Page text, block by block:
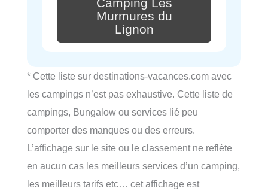
Murmures du
Lignon
* Cette liste sur destinations-vacances.com avec
les campings n’est pas exhaustive. Cette liste de
campings, Bungalow ou services lié peu
comporter des manques ou des erreurs.
L’affichage sur le site ou le classement ne reflète
en aucun cas les meilleurs services d’un camping,
les meilleurs tarifs etc… cet affichage est